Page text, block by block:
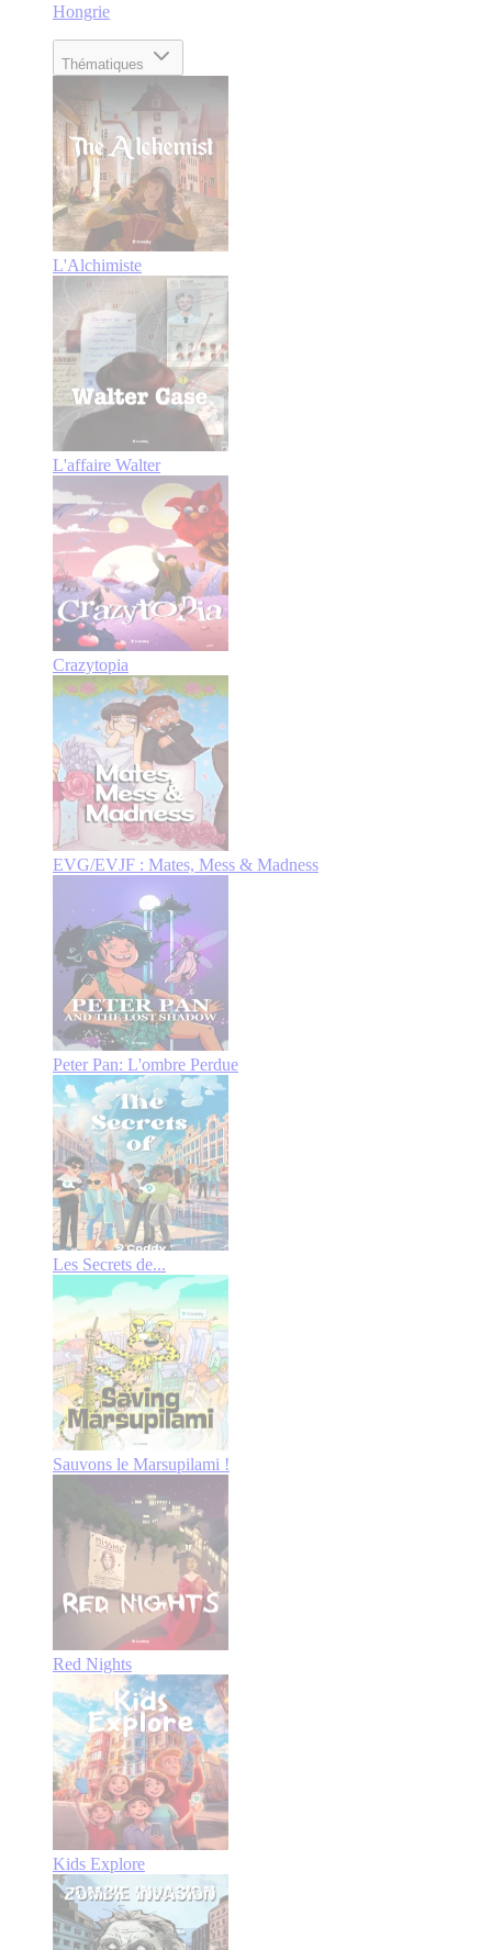
Hongrie
Thématiques
L'Alchimiste
L'affaire Walter
Crazytopia
EVG/EVJF : Mates, Mess & Madness
Peter Pan: L'ombre Perdue
Les Secrets de...
Sauvons le Marsupilami !
Red Nights
Kids Explore